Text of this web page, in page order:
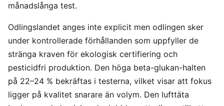
månadslånga test.
Odlingslandet anges inte explicit men odlingen sker
under kontrollerade förhållanden som uppfyller de
stränga kraven för ekologisk certifiering och
pesticidfri produktion. Den höga beta-glukan-halten
på 22–24 % bekräftas i testerna, vilket visar att fokus
ligger på kvalitet snarare än volym. Den lufttäta